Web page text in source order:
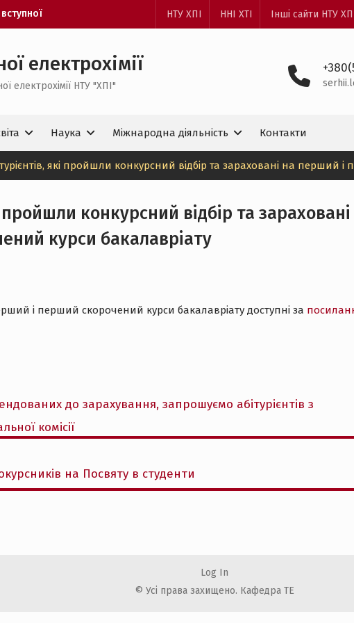
НТУ ХПІ ННІ ХТІ Інші сайти НТУ
електрохімії
електрохімії НТУ "ХПІ"
Наука Міжнародна діяльність Контакти
які пройшли конкурсний відбір та зараховані на перший
пройшли конкурсний відбір та
курси бакалавріату
і перший скорочений курси бакалавріату доступні за
до зарахування, запрошуємо абітурієнтів з
комісії
на Посвяту в студенти
Log In
© Усі права захищено. Кафедра ТЕ